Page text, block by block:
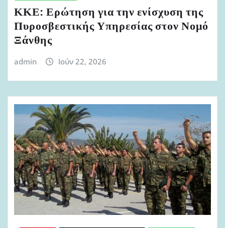
ΚΚΕ: Ερώτηση για την ενίσχυση της
Πυροσβεστικής Υπηρεσίας στον Νομό
Ξάνθης
admin Ιούν 22, 2026